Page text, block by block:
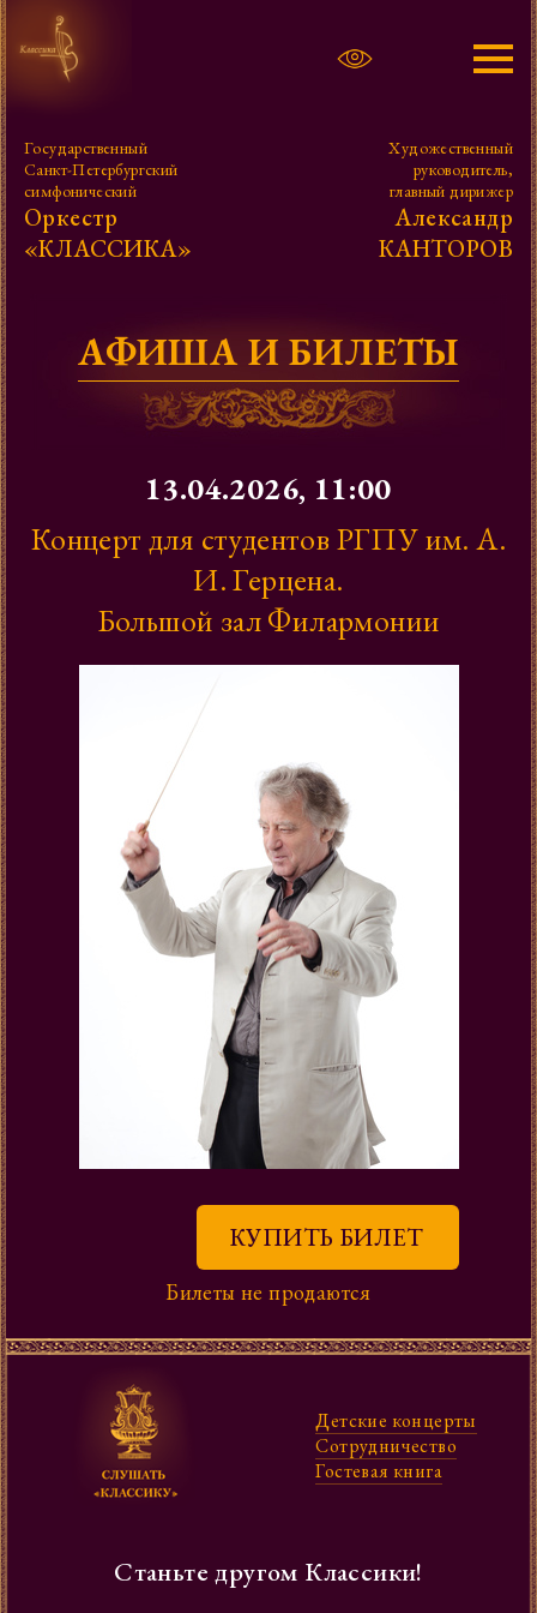
Александр Канторов
Оркестр
Проекты
Контакты
Государственный
Санкт-Петербургский
симфонический
Оркестр
«КЛАССИКА»
Художественный
руководитель,
главный дирижер
Александр
КАНТОРОВ
АФИША И БИЛЕТЫ
13.04.2026, 11:00
Концерт для студентов РГПУ им. А.
И. Герцена.
Большой зал Филармонии
КУПИТЬ БИЛЕТ
Билеты не продаются
Детские концерты
Сотрудни­чество
Гостевая книга
Станьте другом Классики!